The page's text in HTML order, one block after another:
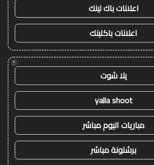
اعلانات باك لينك
اعلانات باكلينك
!
يلا شوت
yalla shoot
مباريات اليوم مباشر
برشلونة مباشر